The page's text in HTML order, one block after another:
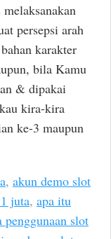
persepsi arah
karakter
bila Kamu
& dipakai
kira-kira
ke-3 maupun
, akun demo slot
juta, apa itu
penggunaan slot